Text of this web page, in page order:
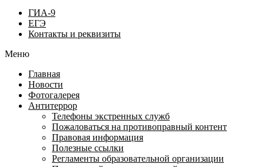
ГИА-9
ЕГЭ
Контакты и реквизиты
Меню
Главная
Новости
Фотогалерея
Антитеррор
Телефоны экстренных служб
Пожаловаться на противоправный контент
Правовая информация
Полезные ссылки
Регламенты образовательной организации